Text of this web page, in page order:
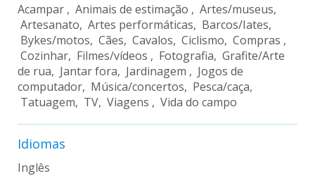
Acampar , Animais de estimação , Artes/museus,
Artesanato, Artes performáticas, Barcos/Iates,
Bykes/motos, Cães, Cavalos, Ciclismo, Compras ,
Cozinhar, Filmes/vídeos , Fotografia, Grafite/Arte
de rua, Jantar fora, Jardinagem , Jogos de
computador, Música/concertos, Pesca/caça,
Tatuagem, TV, Viagens , Vida do campo
Idiomas
Inglês